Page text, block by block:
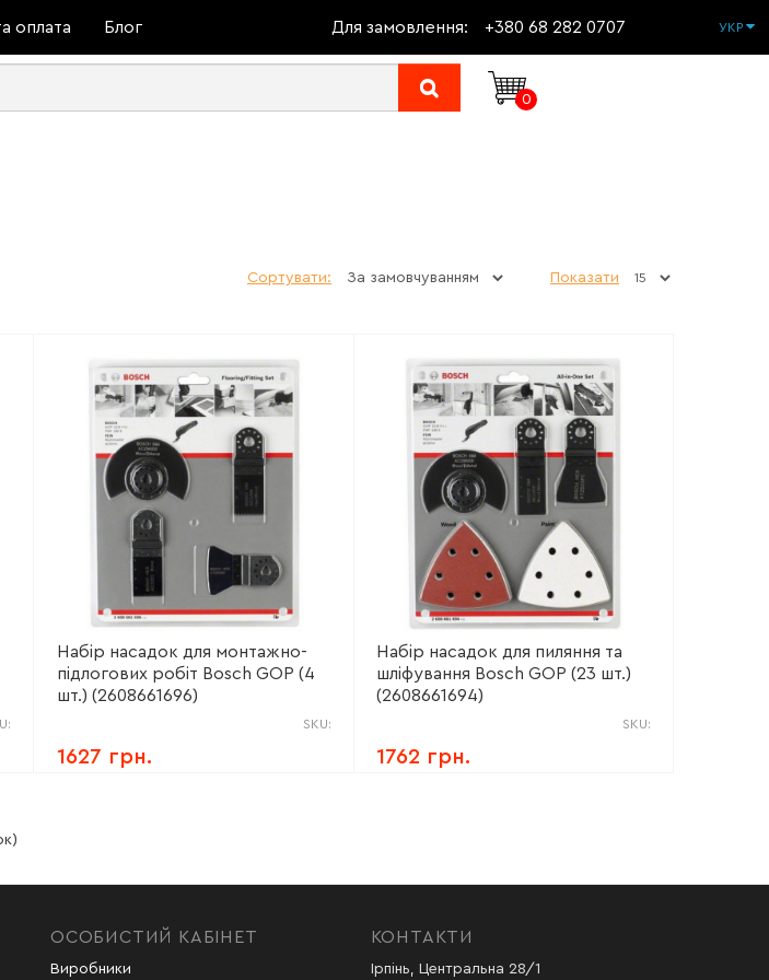
оплата Блог Для замовлення: +380 68 282 0707 УКР
0
Сортувати: Показати
Набір насадок для монтажно-
підлогових робіт Bosch GOP (4
шт.) (2608661696)
SKU:
1627 грн.
Набір насадок для пиляння та
шліфування Bosch GOP (23 шт.)
(2608661694)
SKU:
1762 грн.
ОСОБИСТИЙ КАБІНЕТ
Виробники
КОНТАКТИ
Ірпінь, Центральна 28/1